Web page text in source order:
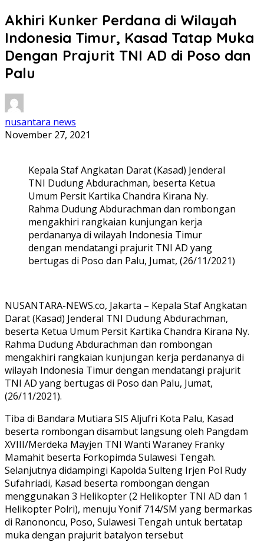
Akhiri Kunker Perdana di Wilayah
Indonesia Timur, Kasad Tatap Muka
Dengan Prajurit TNI AD di Poso dan
Palu
nusantara news
November 27, 2021
Kepala Staf Angkatan Darat (Kasad) Jenderal
TNI Dudung Abdurachman, beserta Ketua
Umum Persit Kartika Chandra Kirana Ny.
Rahma Dudung Abdurachman dan rombongan
mengakhiri rangkaian kunjungan kerja
perdananya di wilayah Indonesia Timur
dengan mendatangi prajurit TNI AD yang
bertugas di Poso dan Palu, Jumat, (26/11/2021)
NUSANTARA-NEWS.co, Jakarta – Kepala Staf Angkatan
Darat (Kasad) Jenderal TNI Dudung Abdurachman,
beserta Ketua Umum Persit Kartika Chandra Kirana Ny.
Rahma Dudung Abdurachman dan rombongan
mengakhiri rangkaian kunjungan kerja perdananya di
wilayah Indonesia Timur dengan mendatangi prajurit
TNI AD yang bertugas di Poso dan Palu, Jumat,
(26/11/2021).
Tiba di Bandara Mutiara SIS Aljufri Kota Palu, Kasad
beserta rombongan disambut langsung oleh Pangdam
XVIII/Merdeka Mayjen TNI Wanti Waraney Franky
Mamahit beserta Forkopimda Sulawesi Tengah.
Selanjutnya didampingi Kapolda Sulteng Irjen Pol Rudy
Sufahriadi, Kasad beserta rombongan dengan
menggunakan 3 Helikopter (2 Helikopter TNI AD dan 1
Helikopter Polri), menuju Yonif 714/SM yang bermarkas
di Ranononcu, Poso, Sulawesi Tengah untuk bertatap
muka dengan prajurit batalyon tersebut